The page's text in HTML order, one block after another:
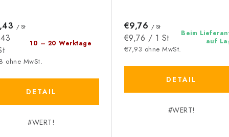
10 – 20 Werktage
ohne MwSt.
/ St
DETAIL
#WERT!
Beim
auf
€7,93 ohne MwSt.
€9,76 / St
Verkaufspreis:
€9,76 / 1 St
DETAIL
#WERT!